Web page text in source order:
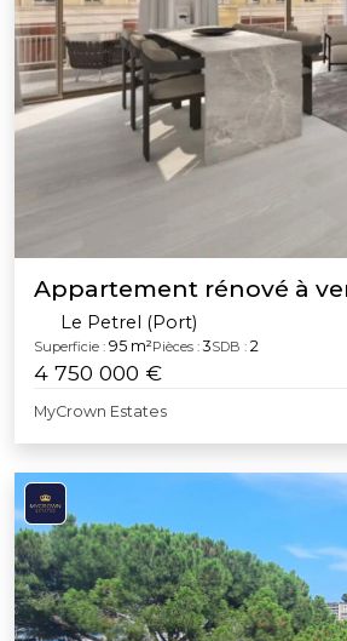
Appartement rénové à
Le Petrel (Port)
Superficie : 95 m²Pièces : 3SDB : 2
4 750 000 €
MyCrown Estates